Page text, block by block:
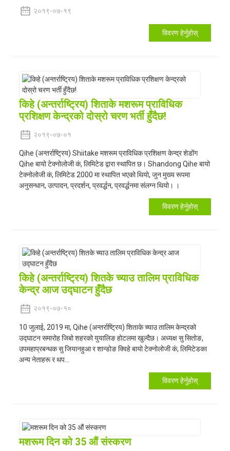
२०१९-०७-१९
विवरण हेर्नुहोस्
किहे (अन्तर्राष्ट्रिय) शिताके मशरूम प्राविधिक
प्रशिक्षण केन्द्रको दोस्रो चरण भर्ती हुँदैछ!
२०१९-०७-०१
Qihe (अन्तर्राष्ट्रिय) Shiitake मशरूम प्राविधिक प्रशिक्षण केन्द्र शेडोंग
Qihe बायो टेक्नोलोजी कं, लिमिटेड द्वारा स्थापित छ। Shandong Qihe बायो
टेक्नोलोजी कं, लिमिटेड 2000 मा स्थापित भएको थियो, जुन मुख्य रूपमा
अनुसन्धान, उत्पादन, प्रदर्शन, प्रवर्द्धन, प्रवर्द्धनमा संलग्न थियो। ।
विवरण हेर्नुहोस्
किहे (अन्तर्राष्ट्रिय) शितके च्याउ तालिम प्राविधिक
केन्द्र आज उद्घाटन हुँदैछ
२०१९-०७-१०
10 जुलाई, 2019 मा, Qihe (अन्तर्राष्ट्रिय) शिताके च्याउ तालिम केन्द्रको
उद्घाटन समारोह जिबो शहरको युयालिङ होटलमा खुल्दैछ। अध्यक्ष सु सितोङ,
उपमहाप्रबन्धक सु जियानहुआ र शान्डोङ क्विहे बायो टेक्नोलोजी कं, लिमिटेडका
अन्य नेताहरू र थप...
विवरण हेर्नुहोस्
मशरूम दिन को 35 औं संस्करण